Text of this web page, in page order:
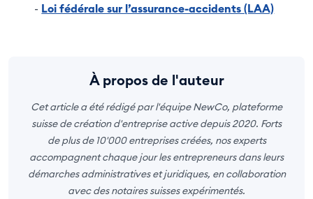
- Loi fédérale sur l’assurance-accidents (LAA)
À propos de l'auteur
Cet article a été rédigé par l'équipe NewCo, plateforme
suisse de création d'entreprise active depuis 2020. Forts
de plus de 10'000 entreprises créées, nos experts
accompagnent chaque jour les entrepreneurs dans leurs
démarches administratives et juridiques, en collaboration
avec des notaires suisses expérimentés.